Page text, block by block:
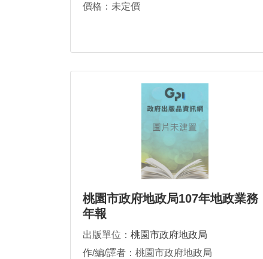
Tung
價格：未定價
桃園市政府地政局107年地政業務
年報
出版單位： 桃園市政府地政局
作/編/譯者：桃園市政府地政局